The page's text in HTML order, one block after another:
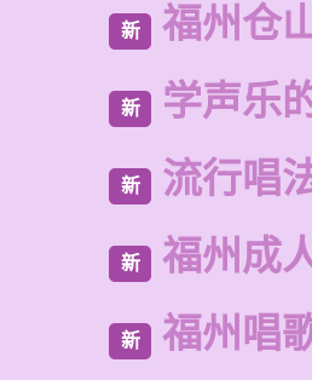
新 福州仓
新 学声乐
新 流行唱
新 福州成
新 福州唱